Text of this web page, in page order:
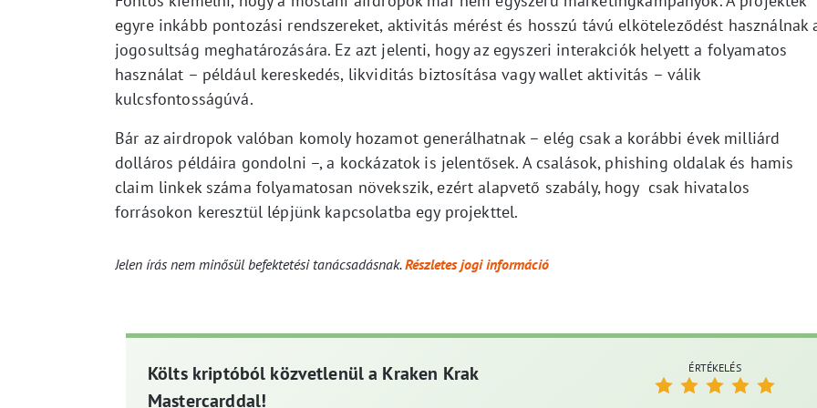
egyre inkább pontozási rendszereket, aktivitás mérést és hosszú távú elköteleződést használnak
jogosultság meghatározására. Ez azt jelenti, hogy az egyszeri interakciók helyett a folyamatos
használat – például kereskedés, likviditás biztosítása vagy wallet aktivitás – válik
kulcsfontosságúvá.
Bár az airdropok valóban komoly hozamot generálhatnak – elég csak a korábbi évek milliárd
dolláros példáira gondolni –, a kockázatok is jelentősek. A csalások, phishing oldalak és hamis
claim linkek száma folyamatosan növekszik, ezért alapvető szabály, hogy csak hivatalos
forrásokon keresztül lépjünk kapcsolatba egy projekttel.
Jelen írás nem minősül befektetési tanácsadásnak.Részletes jogi információ
Költs kriptóból közvetlenül a Kraken Krak
Mastercarddal!
ÉRTÉKELÉS